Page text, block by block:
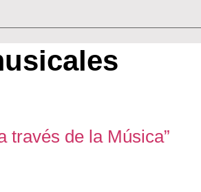
través de la Música”